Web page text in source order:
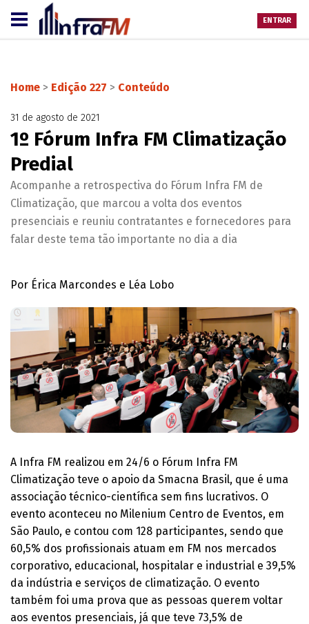
ENTRAR
Home > Edição 227 > Conteúdo
31 de agosto de 2021
1º Fórum Infra FM Climatização
Predial
Acompanhe a retrospectiva do Fórum Infra FM de
Climatização, que marcou a volta dos eventos
presenciais e reuniu contratantes e fornecedores para
falar deste tema tão importante no dia a dia
Por Érica Marcondes e Léa Lobo
A Infra FM realizou em 24/6 o Fórum Infra FM
Climatização teve o apoio da Smacna Brasil, que é uma
associação técnico-científica sem fins lucrativos. O
evento aconteceu no Milenium Centro de Eventos, em
São Paulo, e contou com 128 participantes, sendo que
60,5% dos profissionais atuam em FM nos mercados
corporativo, educacional, hospitalar e industrial e 39,5%
da indústria e serviços de climatização. O evento
também foi uma prova que as pessoas querem voltar
aos eventos presenciais, já que teve 73,5% de